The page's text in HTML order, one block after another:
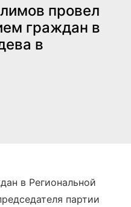
провел
граждан в
в
в Региональной
партии